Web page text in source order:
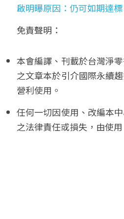
啟明曝原因：仍可如期達標
免責聲明：
本會編譯、刊載於台灣淨
之文章本於引介國際永續
營利使用。
任何一切因使用、改編本
之法律責任或損失，由使